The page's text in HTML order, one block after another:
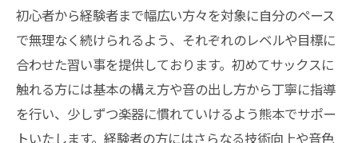
初心者から経験者まで幅広い方々を対象に自分のペース
で無理なく続けられるよう、それぞれのレベルや目標に
合わせた習い事を提供しております。初めてサックスに
触れる方には基本の構え方や音の出し方から丁寧に指導
を行い、少しずつ楽器に慣れていけるよう熊本でサポー
トいたします。経験者の方にはさらなる技術向上や音色